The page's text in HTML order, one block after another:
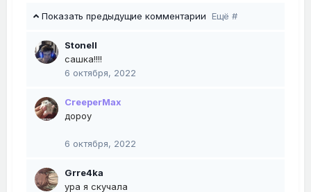
Показать предыдущие комментарии Ещё #
Stonell
сашка!!!!
6 октября, 2022
CreeperMax
дороу
6 октября, 2022
Grre4ka
ура я скучала